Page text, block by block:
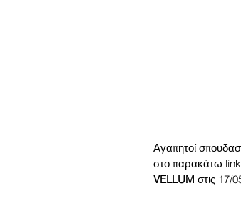
Αγαπητοί
στο παρακάτω link
VELLUM στις 17/